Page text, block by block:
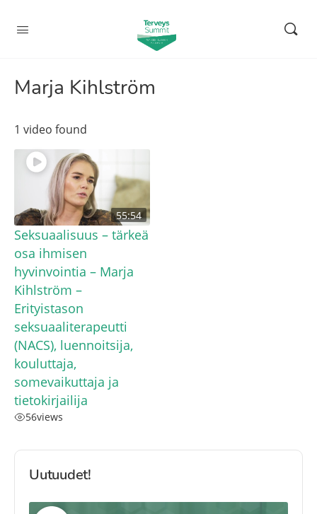
Marja Kihlström
1 video found
55:54
Seksuaalisuus – tärkeä
osa ihmisen
hyvinvointia – Marja
Kihlström –
Erityistason
seksuaaliterapeutti
(NACS), luennoitsija,
kouluttaja,
somevaikuttaja ja
tietokirjailija
56views
Uutuudet!